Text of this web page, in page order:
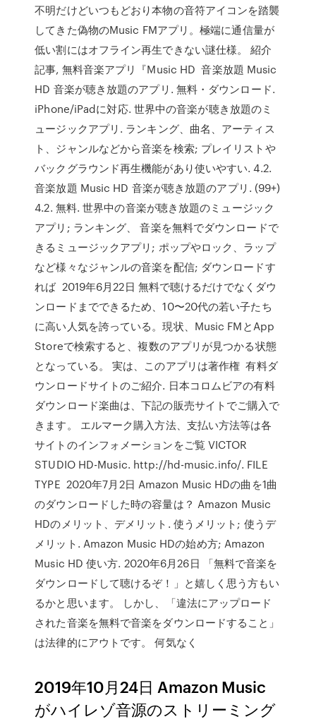
不明だけどいつもどおり本物の音符アイコンを踏襲
してきた偽物のMusic FMアプリ。極端に通信量が
低い割にはオフライン再生できない謎仕様。 紹介
記事, 無料音楽アプリ『Music HD 音楽放題 Music
HD 音楽が聴き放題のアプリ. 無料・ダウンロード.
iPhone/iPadに対応. 世界中の音楽が聴き放題のミ
ュージックアプリ. ランキング、曲名、アーティス
ト、ジャンルなどから音楽を検索; プレイリストや
バックグラウンド再生機能があり使いやすい. 4.2.
音楽放題 Music HD 音楽が聴き放題のアプリ. (99+)
4.2. 無料. 世界中の音楽が聴き放題のミュージック
アプリ; ランキング、 音楽を無料でダウンロードで
きるミュージックアプリ; ポップやロック、ラップ
など様々なジャンルの音楽を配信; ダウンロードす
れば 2019年6月22日 無料で聴けるだけでなくダウ
ンロードまでできるため、10〜20代の若い子たち
に高い人気を誇っている。現状、Music FMとApp
Storeで検索すると、複数のアプリが見つかる状態
となっている。 実は、このアプリは著作権 有料ダ
ウンロードサイトのご紹介. 日本コロムビアの有料
ダウンロード楽曲は、下記の販売サイトでご購入で
きます。 エルマーク購入方法、支払い方法等は各
サイトのインフォメーションをご覧 VICTOR
STUDIO HD-Music. http://hd-music.info/. FILE
TYPE 2020年7月2日 Amazon Music HDの曲を1曲
のダウンロードした時の容量は？ Amazon Music
HDのメリット、デメリット. 使うメリット; 使うデ
メリット. Amazon Music HDの始め方; Amazon
Music HD 使い方. 2020年6月26日 「無料で音楽を
ダウンロードして聴けるぞ！」と嬉しく思う方もい
るかと思います。 しかし、「違法にアップロード
された音楽を無料で音楽をダウンロードすること」
は法律的にアウトです。 何気なく
2019年10月24日 Amazon Music
がハイレゾ音源のストリーミング